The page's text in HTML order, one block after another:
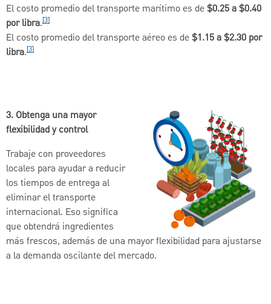
El costo promedio del transporte marítimo es de$0.25 a $0.40
por libra.[3]
El costo promedio del transporte aéreo es de$1.15 a $2.30 por
libra.[3]
3. Obtenga una mayor
flexibilidad y control
Trabaje con proveedores
locales para ayudar a reducir
los tiempos de entrega al
eliminar el transporte
internacional. Eso significa
que obtendrá ingredientes
más frescos, además de una mayor flexibilidad para ajustarse
a la demanda oscilante del mercado.